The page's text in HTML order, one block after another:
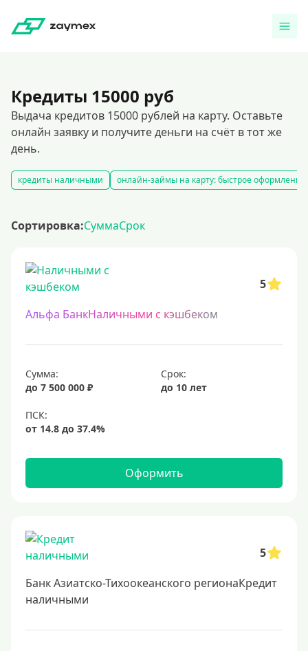
Кредиты 15000 руб
Выдача кредитов 15000 рублей на карту. Оставьте
онлайн заявку и получите деньги на счёт в тот же
день.
кредиты наличными онлайн-займы на карту: быстрое
Сортировка:СуммаСрок
5
Альфа БанкНаличными с кэшбеком
Сумма:
до 7 500 000 ₽
Срок:
до 10 лет
Оформить
5
Банк Азиатско-Тихоокеанского регионаКредит
наличными